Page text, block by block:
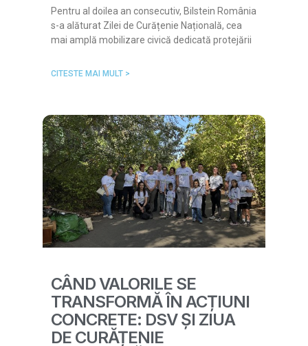
Pentru al doilea an consecutiv, Bilstein România
s-a alăturat Zilei de Curățenie Națională, cea
mai amplă mobilizare civică dedicată protejării
CITESTE MAI MULT >
CÂND VALORILE SE
TRANSFORMĂ ÎN ACȚIUNI
CONCRETE: DSV ȘI ZIUA
DE CURĂȚENIE